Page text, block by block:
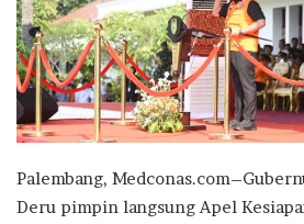
Palembang,
Deru pimpin langsung Apel